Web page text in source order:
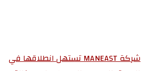
شركة MANEAST تستهل انطلاقها في